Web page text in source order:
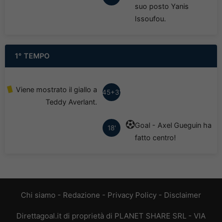
suo posto Yanis
Issoufou.
1° TEMPO
45+3'
Viene mostrato il giallo a
Teddy Averlant.
18'
Goal - Axel Gueguin ha
fatto centro!
Chi siamo - Redazione - Privacy Policy - Disclaimer
Direttagoal.it di proprietà di PLANET SHARE SRL - VIA